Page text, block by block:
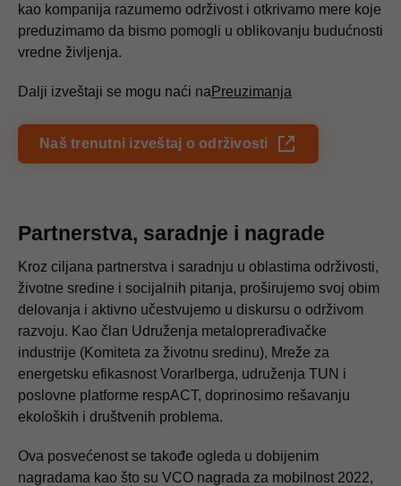
kao kompanija razumemo održivost i otkrivamo mere koje
preduzimamo da bismo pomogli u oblikovanju budućnosti
vredne življenja.
Dalji izveštaji se mogu naći na Preuzimanja
Naš trenutni izveštaj o održivosti
Partnerstva, saradnje i nagrade
Kroz ciljana partnerstva i saradnju u oblastima održivosti,
životne sredine i socijalnih pitanja, proširujemo svoj obim
delovanja i aktivno učestvujemo u diskursu o održivom
razvoju. Kao član Udruženja metaloprerađivačke
industrije (Komiteta za životnu sredinu), Mreže za
energetsku efikasnost Vorarlberga, udruženja TUN i
poslovne platforme respACT, doprinosimo rešavanju
ekoloških i društvenih problema.
Ova posvećenost se takođe ogleda u dobijenim
nagradama kao što su VCO nagrada za mobilnost 2022,